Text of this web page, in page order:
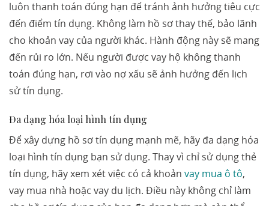
luôn thanh toán đúng hạn để tránh ảnh hưởng tiêu cực
đến điểm tín dụng. Không làm hồ sơ thay thế, bảo lãnh
cho khoản vay của người khác. Hành động này sẽ mang
đến rủi ro lớn. Nếu người được vay hộ không thanh
toán đúng hạn, rơi vào nợ xấu sẽ ảnh hưởng đến lịch
sử tín dụng.
Đa dạng hóa loại hình tín dụng
Để xây dựng hồ sơ tín dụng mạnh mẽ, hãy đa dạng hóa
loại hình tín dụng bạn sử dụng. Thay vì chỉ sử dụng thẻ
tín dụng, hãy xem xét việc có cả khoản vay mua ô tô,
vay mua nhà hoặc vay du lịch. Điều này không chỉ làm